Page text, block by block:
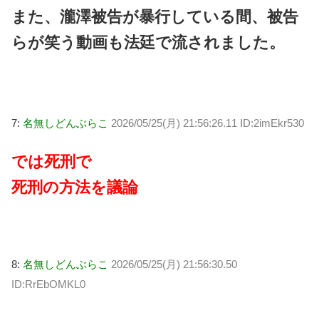
また、瀧澤被告が暴行している間、被告
らが笑う動画も法廷で流されました。
7: 名無しどんぶらこ 2026/05/25(月) 21:56:26.11 ID:2imEkr530
では死刑で
死刑の方法を議論
8: 名無しどんぶらこ 2026/05/25(月) 21:56:30.50
ID:RrEbOMKL0